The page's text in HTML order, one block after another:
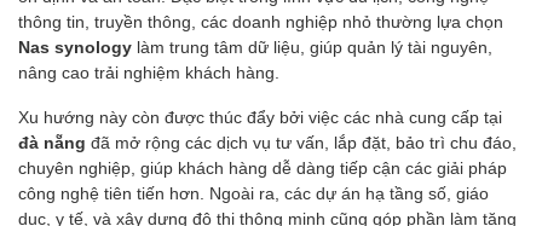
thông tin, truyền thông, các doanh nghiệp nhỏ thường lựa chọn
Nas synology làm trung tâm dữ liệu, giúp quản lý tài nguyên,
nâng cao trải nghiệm khách hàng.
Xu hướng này còn được thúc đẩy bởi việc các nhà cung cấp tại
đà nẵng đã mở rộng các dịch vụ tư vấn, lắp đặt, bảo trì chu đáo,
chuyên nghiệp, giúp khách hàng dễ dàng tiếp cận các giải pháp
công nghệ tiên tiến hơn. Ngoài ra, các dự án hạ tầng số, giáo
dục, y tế, và xây dựng đô thị thông minh cũng góp phần làm tăng